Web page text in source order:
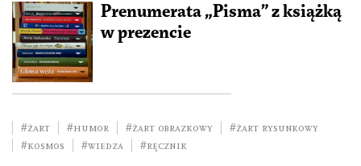
Prenumerata „Pisma” z książką
w prezencie
#żart #humor #żart obrazkowy
#żart rysunkowy
#kosmos
#wiedza #ręcznik